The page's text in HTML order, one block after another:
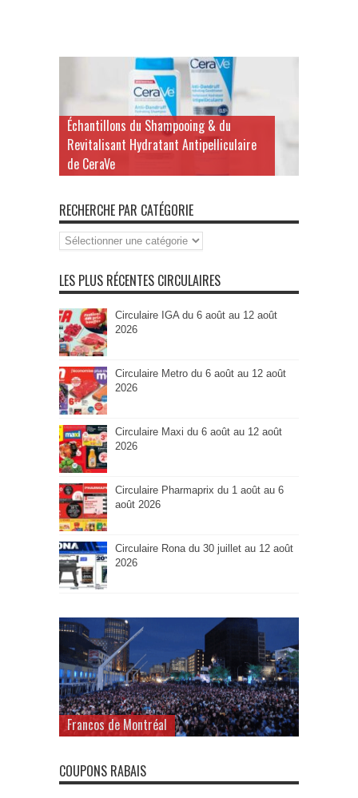
Échantillons du Shampooing & du
Revitalisant Hydratant Antipelliculaire
de CeraVe
RECHERCHE PAR CATÉGORIE
Recherche
par
LES PLUS RÉCENTES CIRCULAIRES
Circulaire IGA du 6 août au 12 août
2026
Circulaire Metro du 6 août au 12 août
2026
Circulaire Maxi du 6 août au 12 août
2026
Circulaire Pharmaprix du 1 août au 6
août 2026
Circulaire Rona du 30 juillet au 12 août
2026
Francos de Montréal
COUPONS RABAIS